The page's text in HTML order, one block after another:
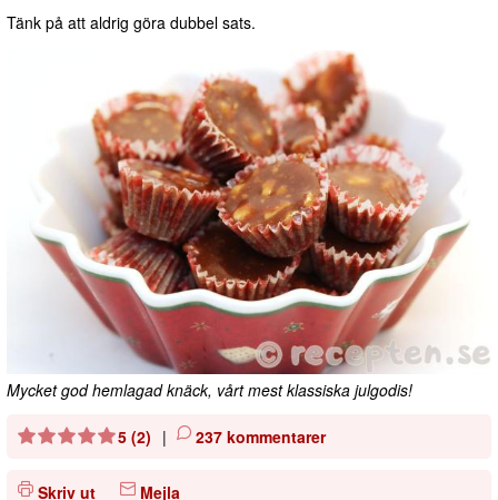
Tänk på att aldrig göra dubbel sats.
Mycket god hemlagad knäck, vårt mest klassiska julgodis!
5 (2) | 237 kommentarer
Skriv ut Mejla